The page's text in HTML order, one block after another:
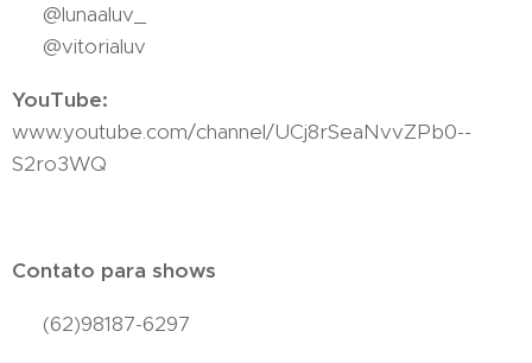
👧🏻 @lunaaluv_
👧🏼 @vitorialuv
YouTube:
www.youtube.com/channel/UCj8rSeaNvvZPb0--
S2ro3WQ
Contato para shows
☎️ (62)98187-6297